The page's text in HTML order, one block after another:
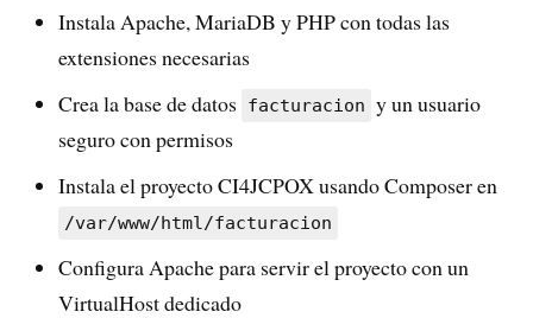
Instala Apache, MariaDB y PHP con todas las
extensiones necesarias
Crea la base de datos facturacion y un usuario
seguro con permisos
Instala el proyecto CI4JCPOX usando Composer en
/var/www/html/facturacion
Configura Apache para servir el proyecto con un
VirtualHost dedicado